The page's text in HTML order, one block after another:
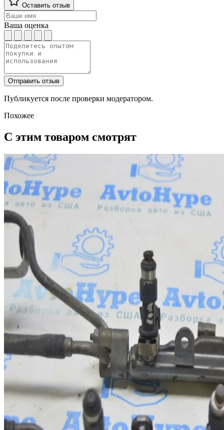
Оставить отзыв
Ваша оценка
Отправить отзыв
Публикуется после проверки модератором.
Похожее
С этим товаром смотрят